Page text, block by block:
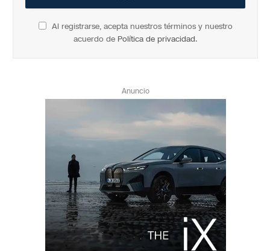
Al registrarse, acepta nuestros términos y nuestro
acuerdo de Política de privacidad.
Anuncio